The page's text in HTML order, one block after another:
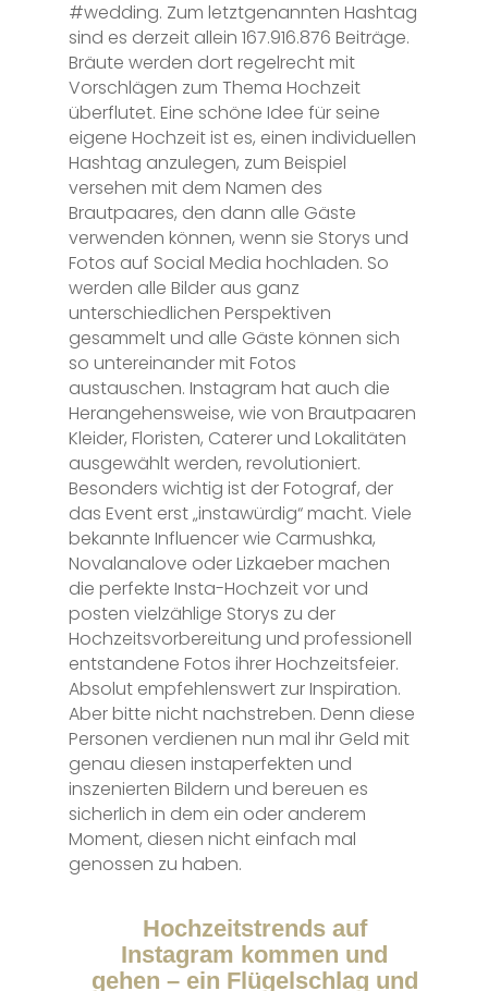
#wedding. Zum letztgenannten Hashtag
sind es derzeit allein 167.916.876 Beiträge.
Bräute werden dort regelrecht mit
Vorschlägen zum Thema Hochzeit
überflutet. Eine schöne Idee für seine
eigene Hochzeit ist es, einen individuellen
Hashtag anzulegen, zum Beispiel
versehen mit dem Namen des
Brautpaares, den dann alle Gäste
verwenden können, wenn sie Storys und
Fotos auf Social Media hochladen. So
werden alle Bilder aus ganz
unterschiedlichen Perspektiven
gesammelt und alle Gäste können sich
so untereinander mit Fotos
austauschen. Instagram hat auch die
Herangehensweise, wie von Brautpaaren
Kleider, Floristen, Caterer und Lokalitäten
ausgewählt werden, revolutioniert.
Besonders wichtig ist der Fotograf, der
das Event erst „instawürdig“ macht. Viele
bekannte Influencer wie Carmushka,
Novalanalove oder Lizkaeber machen
die perfekte Insta-Hochzeit vor und
posten vielzählige Storys zu der
Hochzeitsvorbereitung und professionell
entstandene Fotos ihrer Hochzeitsfeier.
Absolut empfehlenswert zur Inspiration.
Aber bitte nicht nachstreben. Denn diese
Personen verdienen nun mal ihr Geld mit
genau diesen instaperfekten und
inszenierten Bildern und bereuen es
sicherlich in dem ein oder anderem
Moment, diesen nicht einfach mal
genossen zu haben.
Hochzeitstrends auf
Instagram kommen und
gehen – ein Flügelschlag und